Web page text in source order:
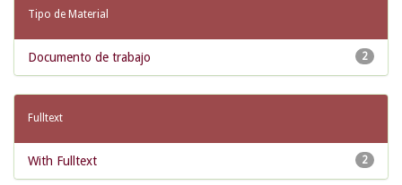
Tipo de Material
2
Documento de trabajo
Fulltext
2
With Fulltext